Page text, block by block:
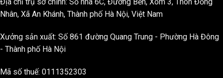
Nhân, Xã An Khánh, Thành phố Hà Nội, Việt Nam
Xưởng sản xuất: Số 861 đường Quang Trung - Phường Hà Đông
- Thành phố Hà Nội
Mã số thuế: 0111352303